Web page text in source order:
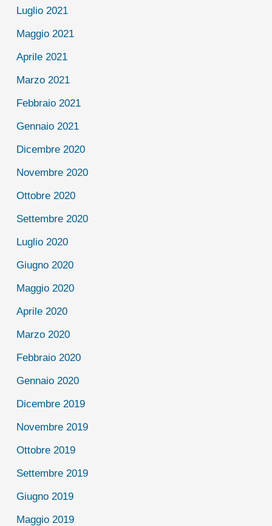
Luglio 2021
Maggio 2021
Aprile 2021
Marzo 2021
Febbraio 2021
Gennaio 2021
Dicembre 2020
Novembre 2020
Ottobre 2020
Settembre 2020
Luglio 2020
Giugno 2020
Maggio 2020
Aprile 2020
Marzo 2020
Febbraio 2020
Gennaio 2020
Dicembre 2019
Novembre 2019
Ottobre 2019
Settembre 2019
Giugno 2019
Maggio 2019